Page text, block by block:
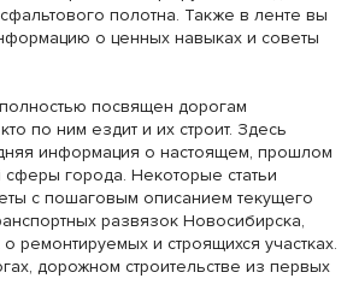
полотна. Также в ленте вы
о ценных навыках и советы
посвящен дорогам
по ним ездит и их строит. Здесь
информация о настоящем, прошлом
города. Некоторые статьи
с пошаговым описанием текущего
развязок Новосибирска,
ремонтируемых и строящихся участках.
дорожном строительстве из первых